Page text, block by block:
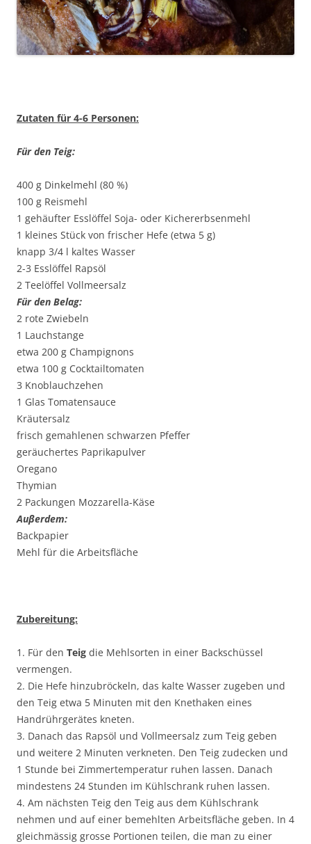
Zutaten für 4-6 Personen:
Für den Teig:
400 g Dinkelmehl (80 %)
100 g Reismehl
1 gehäufter Esslöffel Soja- oder Kichererbsenmehl
1 kleines Stück von frischer Hefe (etwa 5 g)
knapp 3/4 l kaltes Wasser
2-3 Esslöffel Rapsöl
2 Teelöffel Vollmeersalz
Für den Belag:
2 rote Zwiebeln
1 Lauchstange
etwa 200 g Champignons
etwa 100 g Cocktailtomaten
3 Knoblauchzehen
1 Glas Tomatensauce
Kräutersalz
frisch gemahlenen schwarzen Pfeffer
geräuchertes Paprikapulver
Oregano
Thymian
2 Packungen Mozzarella-Käse
Auβerdem:
Backpapier
Mehl für die Arbeitsfläche
Zubereitung:
1. Für den Teig die Mehlsorten in einer Backschüssel
vermengen.
2. Die Hefe hinzubröckeln, das kalte Wasser zugeben und
den Teig etwa 5 Minuten mit den Knethaken eines
Handrührgerätes kneten.
3. Danach das Rapsöl und Vollmeersalz zum Teig geben
und weitere 2 Minuten verkneten. Den Teig zudecken und
1 Stunde bei Zimmertemperatur ruhen lassen. Danach
mindestens 24 Stunden im Kühlschrank ruhen lassen.
4. Am nächsten Teig den Teig aus dem Kühlschrank
nehmen und auf einer bemehlten Arbeitsfläche geben. In 4
gleichmässig grosse Portionen teilen, die man zu einer